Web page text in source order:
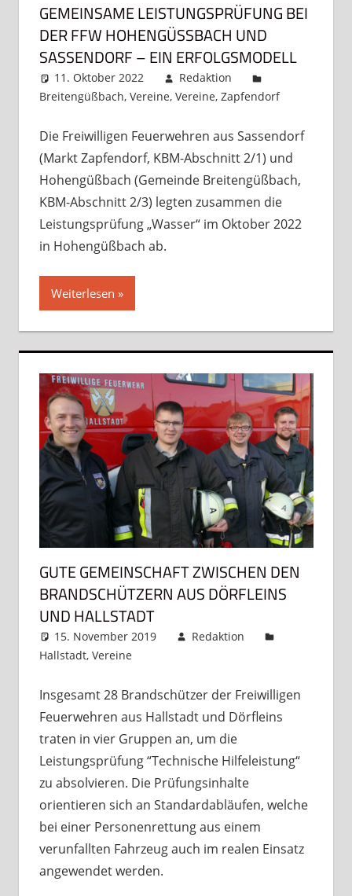
GEMEINSAME LEISTUNGSPRÜFUNG BEI
DER FFW HOHENGÜSSBACH UND S
ASSENDORF – EIN ERFOLGSMODELL
11. Oktober 2022
Redaktion
Breitengüßbach, Vereine, Vereine, Zapfendorf
Die Freiwilligen Feuerwehren aus Sassendorf
(Markt Zapfendorf, KBM-Abschnitt 2/1) und
Hohengüßbach (Gemeinde Breitengüßbach,
KBM-Abschnitt 2/3) legten zusammen die
Leistungsprüfung „Wasser“ im Oktober 2022
in Hohengüßbach ab.
Weiterlesen
GUTE GEMEINSCHAFT ZWISCHEN DEN
BRANDSCHÜTZERN AUS DÖRFLEINS
UND HALLSTADT
15. November 2019
Redaktion
Hallstadt, Vereine
Insgesamt 28 Brandschützer der Freiwilligen
Feuerwehren aus Hallstadt und Dörfleins
traten in vier Gruppen an, um die
Leistungsprüfung “Technische Hilfeleistung“
zu absolvieren. Die Prüfungsinhalte
orientieren sich an Standardabläufen, welche
bei einer Personenrettung aus einem
verunfallten Fahrzeug auch im realen Einsatz
angewendet werden.